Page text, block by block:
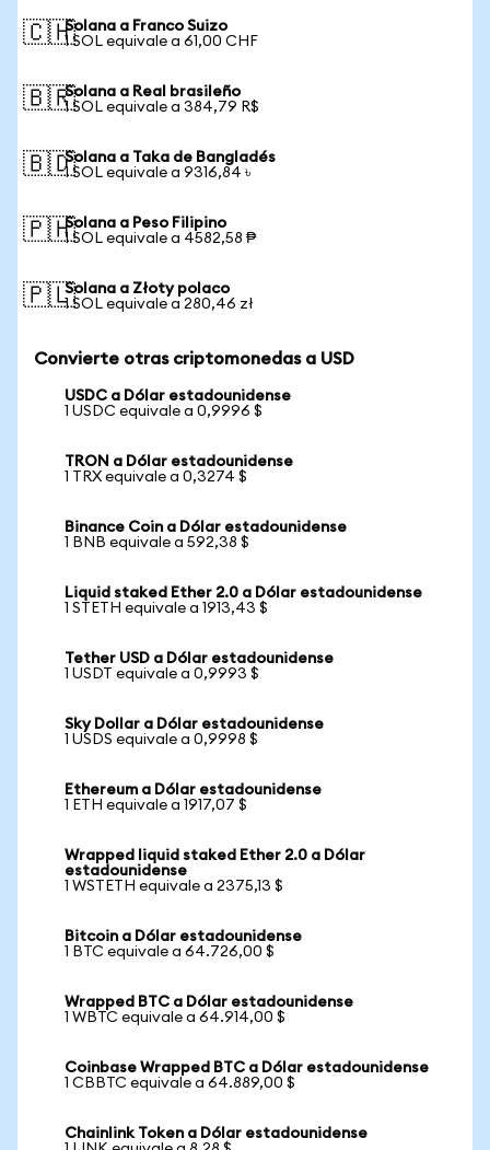
🇨🇭Solana a Franco Suizo
1 SOL equivale a 61,00 CHF
🇧🇷Solana a Real brasileño
1 SOL equivale a 384,79 R$
🇧🇩Solana a Taka de Bangladés
1 SOL equivale a 9316,84 ৳
🇵🇭Solana a Peso Filipino
1 SOL equivale a 4582,58 ₱
🇵🇱Solana a Złoty polaco
1 SOL equivale a 280,46 zł
Convierte otras criptomonedas a USD
USDC a Dólar estadounidense
1 USDC equivale a 0,9996 $
TRON a Dólar estadounidense
1 TRX equivale a 0,3274 $
Binance Coin a Dólar estadounidense
1 BNB equivale a 592,38 $
Liquid staked Ether 2.0 a Dólar estadounidense
1 STETH equivale a 1913,43 $
Tether USD a Dólar estadounidense
1 USDT equivale a 0,9993 $
Sky Dollar a Dólar estadounidense
1 USDS equivale a 0,9998 $
Ethereum a Dólar estadounidense
1 ETH equivale a 1917,07 $
Wrapped liquid staked Ether 2.0 a Dólar
estadounidense
1 WSTETH equivale a 2375,13 $
Bitcoin a Dólar estadounidense
1 BTC equivale a 64.726,00 $
Wrapped BTC a Dólar estadounidense
1 WBTC equivale a 64.914,00 $
Coinbase Wrapped BTC a Dólar estadounidense
1 CBBTC equivale a 64.889,00 $
Chainlink Token a Dólar estadounidense